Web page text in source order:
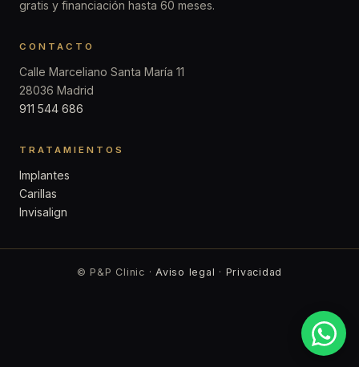
gratis y financiación hasta 60 meses.
CONTACTO
Calle Marceliano Santa María 11
28036 Madrid
911 544 686
TRATAMIENTOS
Implantes
Carillas
Invisalign
© P&P Clinic ·Aviso legal · Privacidad